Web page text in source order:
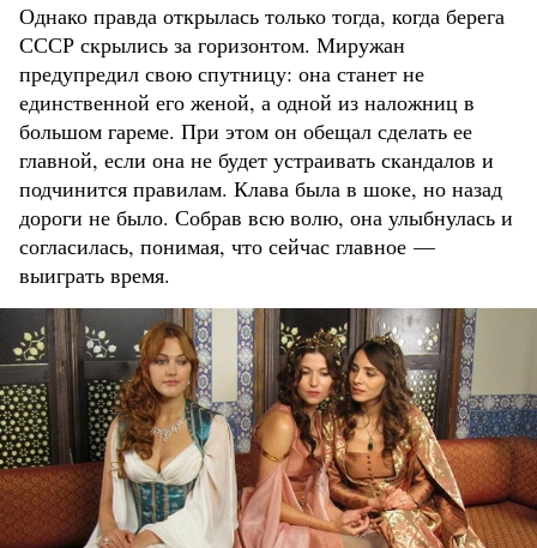
Однако правда открылась только тогда, когда берега
СССР скрылись за горизонтом. Миружан
предупредил свою спутницу: она станет не
единственной его женой, а одной из наложниц в
большом гареме. При этом он обещал сделать ее
главной, если она не будет устраивать скандалов и
подчинится правилам. Клава была в шоке, но назад
дороги не было. Собрав всю волю, она улыбнулась и
согласилась, понимая, что сейчас главное —
выиграть время.